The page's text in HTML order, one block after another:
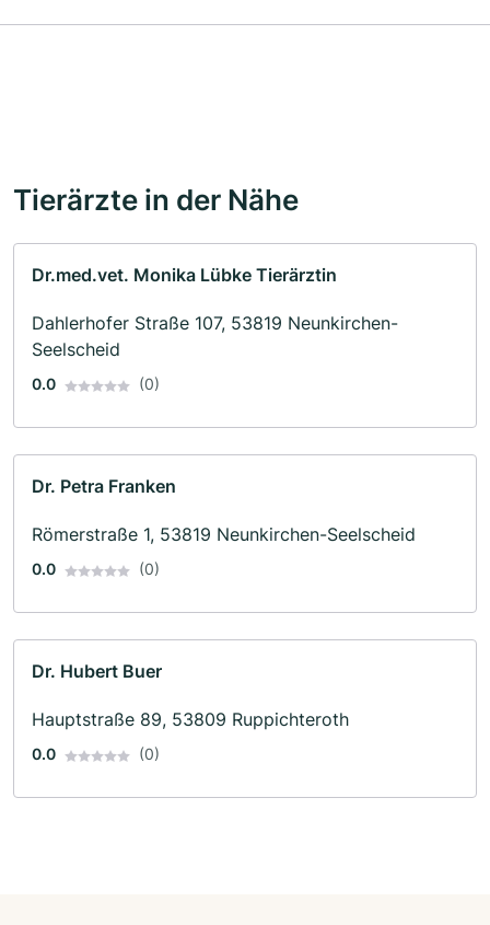
Tierärzte in der Nähe
Dr.med.vet. Monika Lübke Tierärztin
Dahlerhofer Straße 107, 53819 Neunkirchen-
Seelscheid
0.0 (0)
Dr. Petra Franken
Römerstraße 1, 53819 Neunkirchen-Seelscheid
0.0 (0)
Dr. Hubert Buer
Hauptstraße 89, 53809 Ruppichteroth
0.0 (0)